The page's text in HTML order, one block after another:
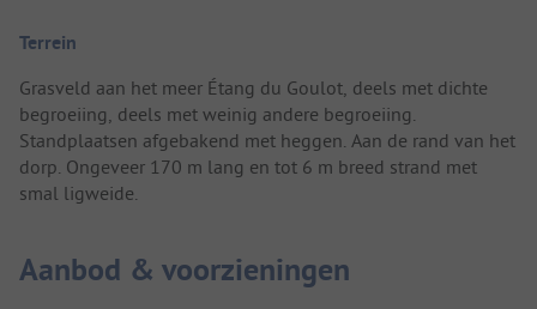
Terrein
Grasveld aan het meer Étang du Goulot, deels met dichte
begroeiing, deels met weinig andere begroeiing.
Standplaatsen afgebakend met heggen. Aan de rand van het
dorp. Ongeveer 170 m lang en tot 6 m breed strand met
smal ligweide.
Aanbod & voorzieningen